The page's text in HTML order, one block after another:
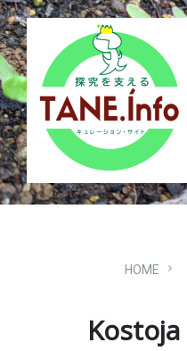
Skip
to
content
Skip
to
main
navigation
Skip
to
footer
HOME